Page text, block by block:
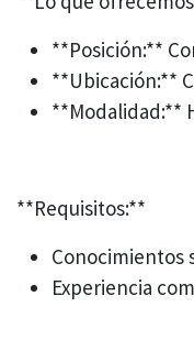
**Posición:**
**Ubicación:**
**Modalidad:**
**Requisitos:**
Conocimientos
Experiencia